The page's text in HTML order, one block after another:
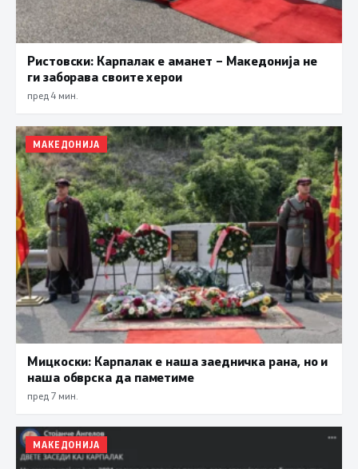
Ристовски: Карпалак е аманет – Македонија не
ги заборава своите херои
пред 4 мин.
МАКЕДОНИЈА
Мицкоски: Карпалак е наша заедничка рана, но и
наша обврска да паметиме
пред 7 мин.
МАКЕДОНИЈА